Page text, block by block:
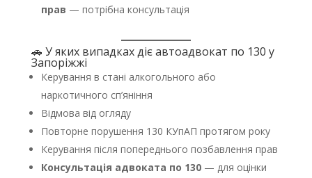
прав — потрібна консультація
🚗 У яких випадках діє автоадвокат по 130 у
Запоріжжі
Керування в стані алкогольного або
наркотичного сп’яніння
Відмова від огляду
Повторне порушення 130 КУпАП протягом року
Керування після попереднього позбавлення прав
Консультація адвоката по 130— для оцінки